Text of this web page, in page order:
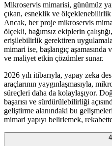
Mikroservis mimarisi, günümüz
çıkan, esneklik ve ölçeklenebilirlik
Ancak, her proje mikroservis
ölçekli, bağımsız ekiplerin
erişilebilirlik gerektiren
mimari ise, başlangıç aşamasında
ve maliyet etkin çözümler sunar.
2026 yılı itibarıyla, yapay zeka
araçlarının yaygınlaşmasıyla,
süreçleri daha da kolaylaşıyor.
başarısı ve sürdürülebilirliği
geliştirme alanındaki bu
mimari yapıyı belirlemek,
4